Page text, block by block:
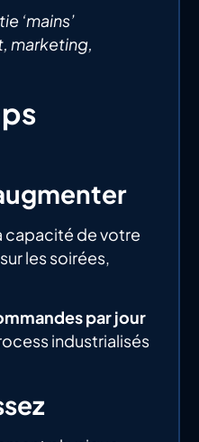
‘mains’
marketing,
capacité de votre
les soirées,
par jour
industrialisés